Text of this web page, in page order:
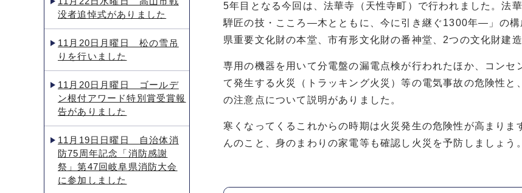
5年目となる今回は、法華寺（天性寺町）で行われました。法
騨匠の技・こころ―木とともに、今に引き継ぐ1300年―」の構
県重要文化財の本堂、市有形文化財の番神堂、2つの文化財建造
専用の機器を用いて分電盤の漏電点検が行われたほか、コンセ
て発生する火災（トラッキング火災）等の電気事故の危険性と
の注意点について説明がありました。
寒くなってくるこれからの時期は火災発生の危険性が高まりま
んのこと、身のまわりの家電等も確認し火災を予防しましょう。
没者追悼式がありました
11月20日月曜日 松の雪吊
りを行いました
11月20日月曜日 ゴールデ
ン根付アワード特別賞受賞報
告がありました
11月19日日曜日 自治体消
防75周年記念「消防感謝
祭」第47回岐阜県消防大会
に参加しました